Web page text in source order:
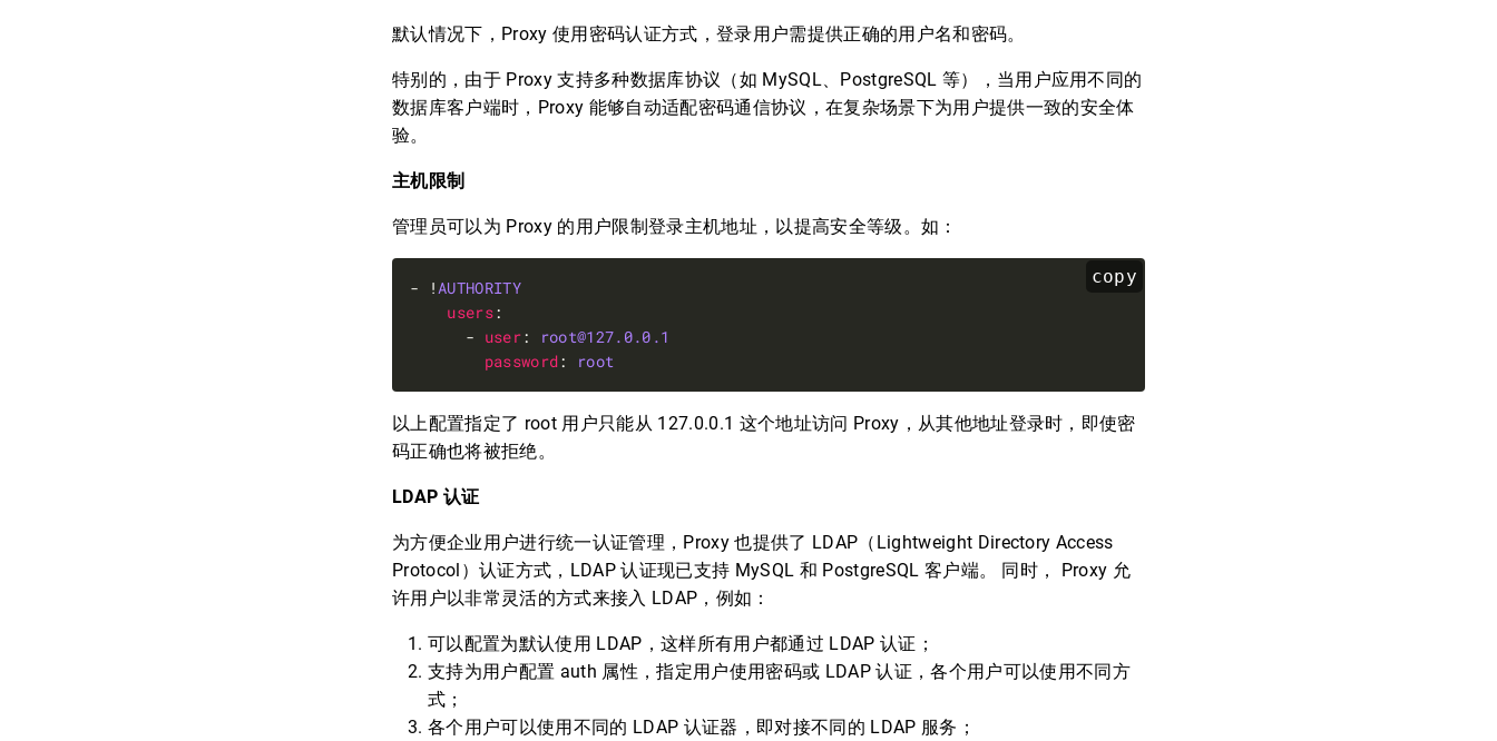
默认情况下，Proxy 使用密码认证方式，登录用户需提供正确的用户名和密码。
特别的，由于 Proxy 支持多种数据库协议（如 MySQL、PostgreSQL 等），当用户应用不同的
数据库客户端时，Proxy 能够自动适配密码通信协议，在复杂场景下为用户提供一致的安全体
验。
主机限制
管理员可以为 Proxy 的用户限制登录主机地址，以提高安全等级。如：
copy
- !AUTHORITY
users
      -
user:
root@127.0.0.1
password: root
以上配置指定了 root 用户只能从 127.0.0.1 这个地址访问 Proxy，从其他地址登录时，即使密
码正确也将被拒绝。
LDAP 认证
为方便企业用户进行统一认证管理，Proxy 也提供了 LDAP（Lightweight Directory Access
Protocol）认证方式，LDAP 认证现已支持 MySQL 和 PostgreSQL 客户端。 同时， Proxy 允
许用户以非常灵活的方式来接入 LDAP，例如：
可以配置为默认使用 LDAP，这样所有用户都通过 LDAP 认证；
支持为用户配置 auth 属性，指定用户使用密码或 LDAP 认证，各个用户可以使用不同方
式；
各个用户可以使用不同的 LDAP 认证器，即对接不同的 LDAP 服务；